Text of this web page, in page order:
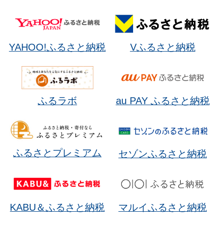
YAHOO!ふるさと納税 Vふるさと納税
ふるラボ au PAY ふるさと納税
ふるさとプレミアム セゾンふるさと納税
KABU＆ふるさと納税 マルイふるさと納税